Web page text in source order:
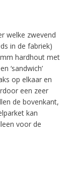
welke zwevend
in de fabriek)
hardhout met
‘sandwich’
op elkaar en
een zeer
de bovenkant,
kan
voor de